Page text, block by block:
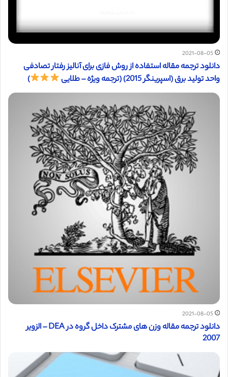
2021-08-05
دانلود ترجمه مقاله استفاده از روش فازی برای آنالیز رفتار تصادفی
واحد تولید برق (اسپرینگر 2015) (ترجمه ویژه – طلایی
)
2021-08-05
دانلود ترجمه مقاله وزن های مشترک داخل گروه در DEA – الزویر
2007